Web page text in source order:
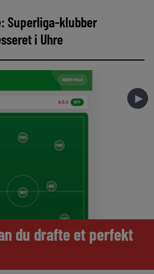
Superliga-klubber
i Uhre
►
du drafte et perfekt